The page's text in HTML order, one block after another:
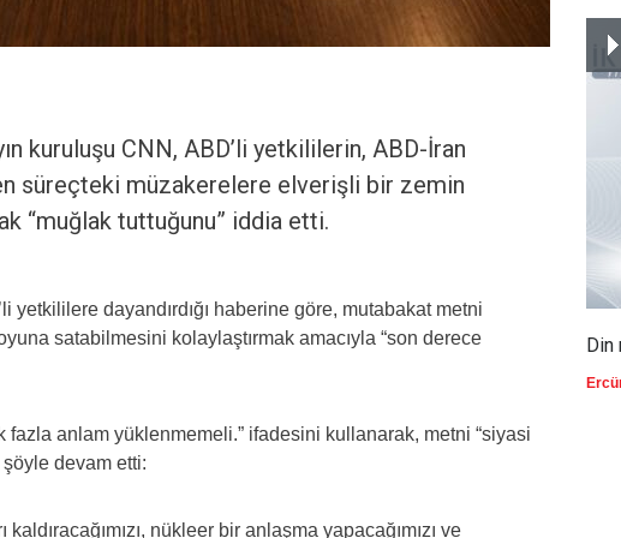
kuruluşu CNN, ABD’li yetkililerin, ABD-İran
süreçteki müzakerelere elverişli bir zemin
“muğlak tuttuğunu” iddia etti.
yetkililere dayandırdığı haberine göre, mutabakat metni
satabilmesini kolaylaştırmak amacıyla “son derece
fazla anlam yüklenmemeli.” ifadesini kullanarak, metni “siyasi
devam etti:
nükleer bir anlaşma yapacağımızı ve
Din